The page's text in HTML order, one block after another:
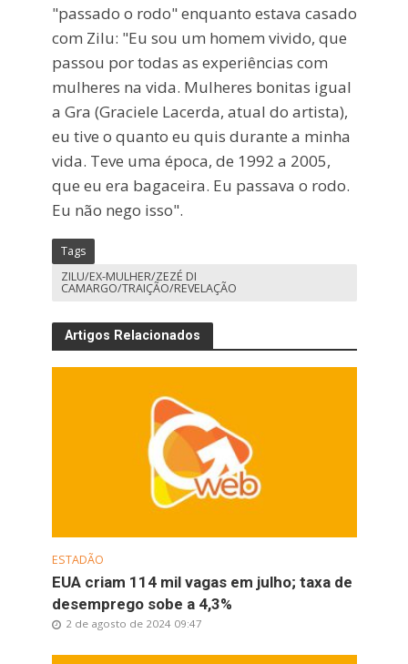
"passado o rodo" enquanto estava casado
com Zilu: "Eu sou um homem vivido, que
passou por todas as experiências com
mulheres na vida. Mulheres bonitas igual
a Gra (Graciele Lacerda, atual do artista),
eu tive o quanto eu quis durante a minha
vida. Teve uma época, de 1992 a 2005,
que eu era bagaceira. Eu passava o rodo.
Eu não nego isso".
Tags
ZILU/EX-MULHER/ZEZÉ DI
CAMARGO/TRAIÇÃO/REVELAÇÃO
Artigos Relacionados
ESTADÃO
EUA criam 114 mil vagas em julho; taxa de
desemprego sobe a 4,3%
2 de agosto de 2024 09:47